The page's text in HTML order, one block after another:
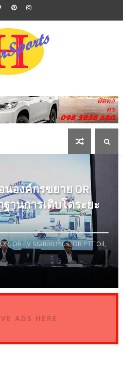
นองค์กรขยาย OR
ฐานการเติบโตระยะ
OR,OR EV Station Plus,OR PTT Oil,
ADS HERE